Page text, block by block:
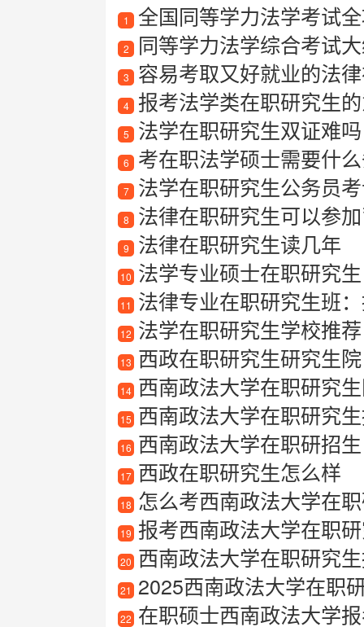
1 全国同等学力法学考试全
2 同等学力法学综合考试
3 容易考取又好就业的法
4 报考法学类在职研究生
5 法学在职研究生双证难吗
6 考在职法学硕士需要什
7 法学在职研究生公务员
8 法律在职研究生可以参
9 法律在职研究生读几年
10 法学专业硕士在职研究生
11 法律专业在职研究生班：
12 法学在职研究生学校推荐
13 西政在职研究生研究生院
14 西南政法大学在职研究
15 西南政法大学在职研究
16 西南政法大学在职研招生
17 西政在职研究生怎么样
18 怎么考西南政法大学在
19 报考西南政法大学在职
20 西南政法大学在职研究
21 2025西南政法大学在职
22 在职硕士西南政法大学